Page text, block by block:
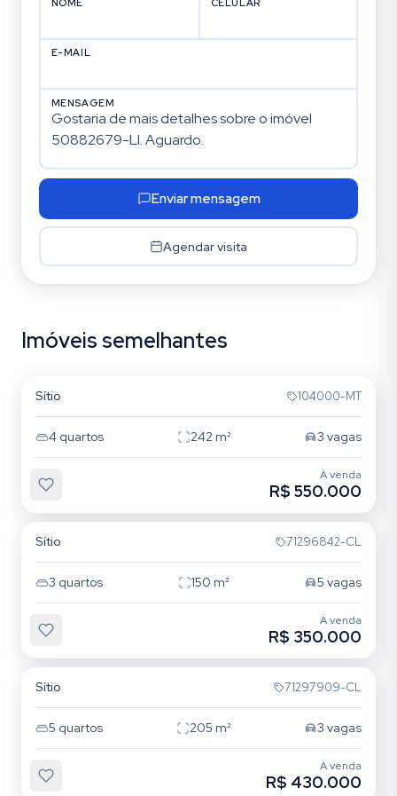
E-MAIL
MENSAGEM
Enviar mensagem
Agendar visita
Imóveis semelhantes
Lageado
Sítio 104000-MT
4 quartos 242 m² 3 vagas
À venda
R$ 550.000
Sítio 71296842-CL
3 quartos 150 m² 5 vagas
À venda
R$ 350.000
Sítio 71297909-CL
5 quartos 205 m² 3 vagas
À venda
R$ 430.000